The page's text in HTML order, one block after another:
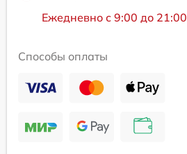
Ежедневно с 9:00 до 21:00
Способы оплаты